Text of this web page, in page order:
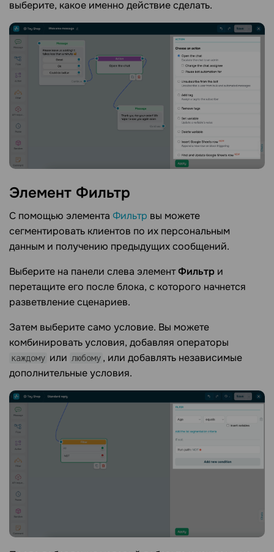
выберите, какое именно действие сделать.
Элемент Фильтр
С помощью элемента Фильтр вы можете
сегментировать клиентов по их персональным
данным и получению предыдущих сообщений.
Выберите на панели слева элементФильтр и
перетащите его после блока, с которого начнется
разветвление сценариев.
Затем выберите само условие. Вы можете
комбинировать условия, добавляя операторы
каждому или любому , или добавлять независимые
дополнительные условия.